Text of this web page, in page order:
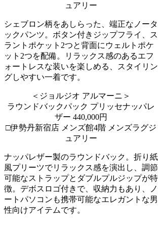
ュアリー
シェブロン柄をあしらった、端正なノータ
ックパンツ。ボタン付きジップフライ、ス
ラントポケット2つと背面にウェルトポケ
ット2つを配備。リラックス感のあるエフ
ォートレスな装いを楽しめる、スタイリン
グしやすい一着です。
＜ジョルジオ アルマーニ＞
ラウンドバックパック プリッセナッパレ
ザー 440,000円
□伊勢丹新宿店 メンズ館4階 メンズラグジ
ュアリー
ナッパレザー製のラウンドバック。折り紙
風プリーツでリラックス感を演出し、調節
可能なストラップとダブルプルジップが特
徴。デボスロゴ付きで、収納力もあり、ノ
ートパソコンも携帯可能なエレガントな男
性向けアイテムです。